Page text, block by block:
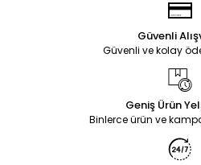
Güvenli
Güvenli ve kolay
Geniş Ürün
Binlerce ürün ve